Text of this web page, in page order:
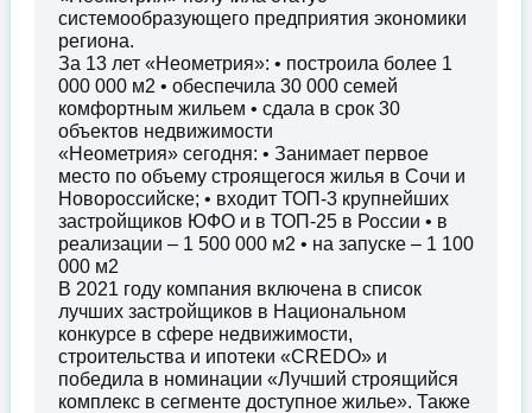
системообразующего предприятия экономики
региона.
За 13 лет «Неометрия»: • построила более 1
000 000 м2 • обеспечила 30 000 семей
комфортным жильем • сдала в срок 30
объектов недвижимости
«Неометрия» сегодня: • Занимает первое
место по объему строящегося жилья в Сочи и
Новороссийске; • входит ТОП-3 крупнейших
застройщиков ЮФО и в ТОП-25 в России • в
реализации – 1 500 000 м2 • на запуске – 1 100
000 м2
В 2021 году компания включена в список
лучших застройщиков в Национальном
конкурсе в сфере недвижимости,
строительства и ипотеки «CREDO» и
победила в номинации «Лучший строящийся
комплекс в сегменте доступное жилье». Также